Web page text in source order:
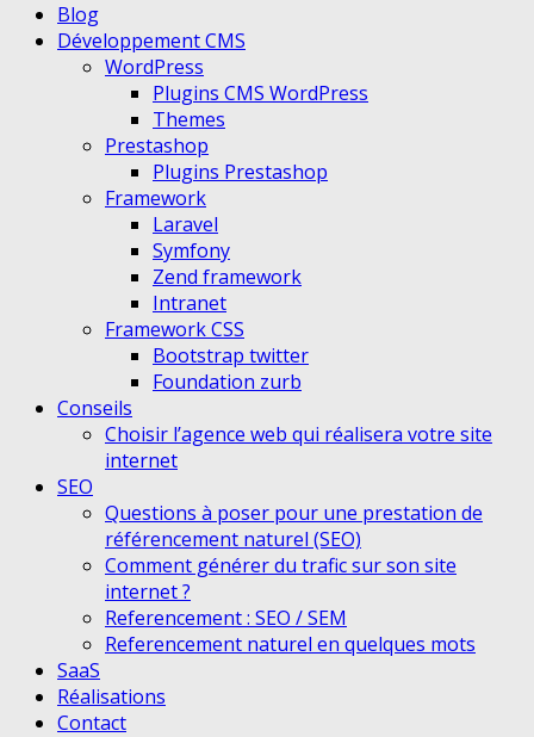
menu
menu
Blog
Développement CMS
WordPress
Plugins CMS WordPress
Themes
Prestashop
Plugins Prestashop
Framework
Laravel
Symfony
Zend framework
Intranet
Framework CSS
Bootstrap twitter
Foundation zurb
Conseils
Choisir l’agence web qui réalisera votre site
internet
SEO
Questions à poser pour une prestation de
référencement naturel (SEO)
Comment générer du trafic sur son site
internet ?
Referencement : SEO / SEM
Referencement naturel en quelques mots
SaaS
Réalisations
Contact